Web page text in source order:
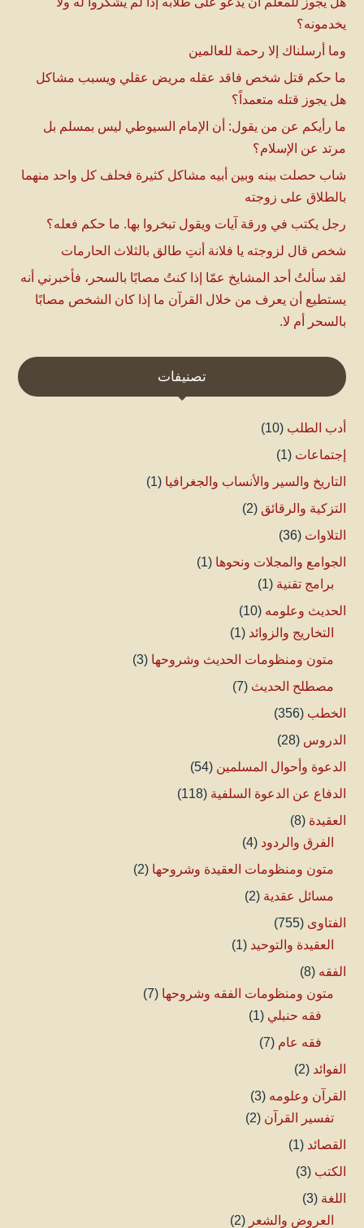
يخدمونه؟
وما أرسلناك إلا رحمة للعالمين
ما حكم قتل شخص فاقد عقله مريض عقلي ويسبب مشاكل
هل يجوز قتله متعمداً؟
ما رأيكم عن من يقول: أن الإمام السيوطي ليس بمسلم بل
مرتد عن الإسلام؟
شاب حصلت بينه وبين أبيه مشاكل كثيرة فحلف كل واحد منهما
بالطلاق على زوجته
رجل يكتب في ورقة آيات ويقول تبخروا بها. ما حكم فعله؟
شخص قال لزوجته يا فلانة أنتِ طالق بالثلاث الحارمات
لقد سألتُ أحد المشايخ عمّا إذا كنتُ مصابًا بالسحر، فأخبرني أنه
يستطيع أن يعرف من خلال القرآن ما إذا كان الشخص مصابًا
بالسحر أم لا.
تصنيفات
أدب الطلب (10)
إجتماعات (1)
التاريخ والسير والأنساب والجغرافيا (1)
التزكية والرقائق (2)
التلاوات (36)
الجوامع والمجلات ونحوها (1)
برامج تقنية (1)
الحديث وعلومه (10)
التخاريج والزوائد (1)
متون ومنظومات الحديث وشروحها (3)
مصطلح الحديث (7)
الخطب (356)
الدروس (28)
الدعوة وأحوال المسلمين (54)
الدفاع عن الدعوة السلفية (118)
العقيدة (8)
الفرق والردود (4)
متون ومنظومات العقيدة وشروحها (2)
مسائل عقدية (2)
الفتاوى (755)
العقيدة والتوحيد (1)
الفقه (8)
متون ومنظومات الفقه وشروحها (7)
فقه حنبلي (1)
فقه عام (7)
الفوائد (2)
القرآن وعلومه (3)
تفسير القرآن (2)
القصائد (1)
الكتب (3)
اللغة (3)
العروض والشعر (2)